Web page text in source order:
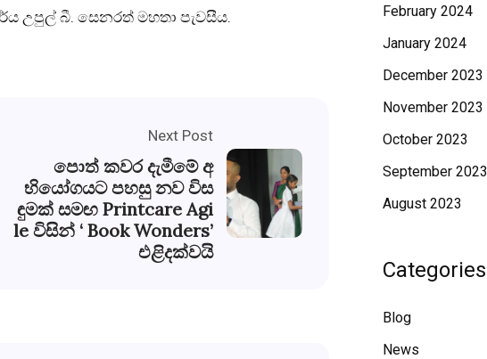
උපුල් බී. සෙනරත් මහතා පැවසීය.
Next Post
පොත් කවර දැමීමේ අ
භියෝගයට පහසු නව විස
ඳුමක් සමඟ Printcare Agi
le විසින් ‘ Book Wonders’
එළිදක්වයි
February 2024
January 2024
December 2023
November 2023
October 2023
September 2023
August 2023
Categories
Blog
News